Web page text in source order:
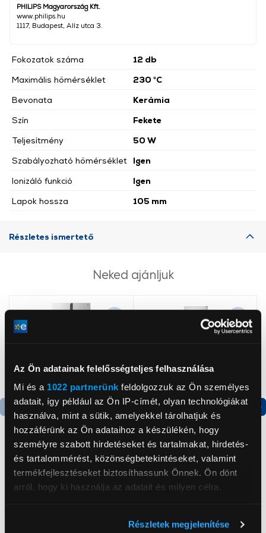
Az Ön adatainak felelősségteljes felhasználása
Mi és a 1022 partnerünk feldolgozzuk az Ön személyes
adatait, így például az Ön IP-címét, olyan technológiákat
használva, mint a sütik, amelyekkel tárolhatjuk és
hozzáférünk az Ön adataihoz a készülékén, hogy
személyre szabott hirdetéseket és tartalmakat, hirdetés-
és tartalommérést, közönségbetekintéseket, valamint
termékfejlesztéseket biztosíthassunk Önnek. Ön dönt
arról, hogy ki használja az adatait és milyen célra.
Részletek megjelenítése
PHILIPS Magyarország Kft.
www.philips.hu
1117, Budapest, Alíz utca 3.
Fokozatok száma
12 db
Maximális hőmérséklet
230 °C
Bevonata
Kerámia
Szín
Fekete
Teljesítmény
50 W
Szabályozható hőmérséklet
Igen
Ionizáló funkció
Igen
Lapok hossza
105 mm
Részletes ismertető
Neked ajánljuk
Termék adatlap
Gorenje NRS8182KX Side
by side hűtőszekrény
Termék adatlap
Gorenje N619EAXL4
Alulfagyasztós
kombinált hűtőszekrény